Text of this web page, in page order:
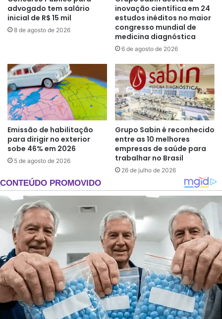
advogado tem salário
inicial de R$ 15 mil
8 de agosto de 2026
inovação científica em 24
estudos inéditos no maior
congresso mundial de
medicina diagnóstica
6 de agosto de 2026
Emissão de habilitação
para dirigir no exterior
sobe 46% em 2026
5 de agosto de 2026
Grupo Sabin é reconhecido
entre as 10 melhores
empresas de saúde para
trabalhar no Brasil
26 de julho de 2026